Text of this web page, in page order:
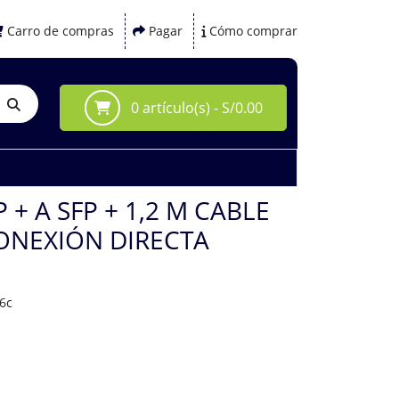
Carro de compras Pagar Cómo comprar
0 artículo(s) - S/0.00
+ A SFP + 1,2 M CABLE
DIRECTA